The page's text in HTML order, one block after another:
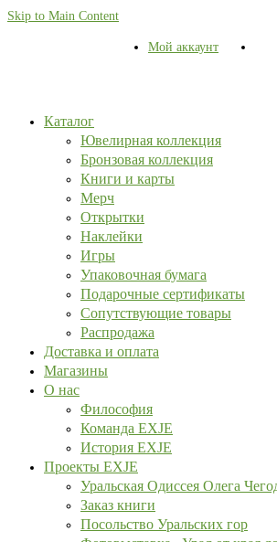
Skip to Main Content
Мой аккаунт
Каталог
Ювелирная коллекция
Бронзовая коллекция
Книги и карты
Мерч
Открытки
Наклейки
Игры
Упаковочная бумага
Подарочные сертификаты
Сопутствующие товары
Распродажа
Доставка и оплата
Магазины
О нас
Философия
Команда EXJE
История EXJE
Проекты EXJE
Уральская Одиссея Олега
Заказ книги
Посольство Уральских гор